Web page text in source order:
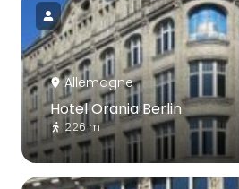
Allemagne
Hotel Orania Berlin
226 m